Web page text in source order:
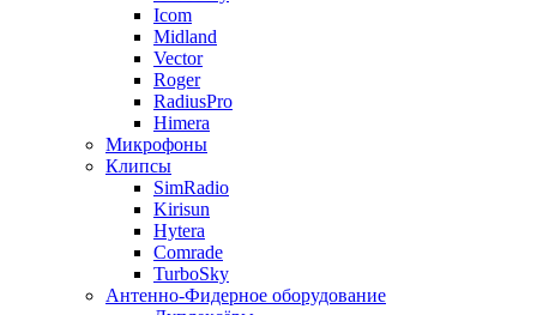
Icom
Midland
Vector
Roger
RadiusPro
Himera
Микрофоны
Клипсы
SimRadio
Kirisun
Hytera
Comrade
TurboSky
Антенно-Фидерное оборудование